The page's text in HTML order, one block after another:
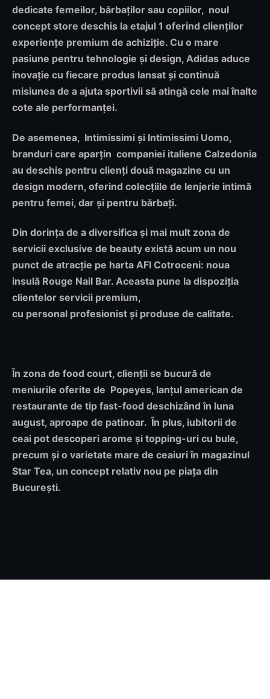
dedicate femeilor, bărbaților sau copiilor, noul
concept store deschis la etajul 1 oferind clienților
experiențe premium de achiziție. Cu o mare
pasiune pentru tehnologie și design, Adidas aduce
inovație cu fiecare produs lansat și continuă
misiunea de a ajuta sportivii să atingă cele mai înalte
cote ale performanței.
De asemenea, Intimissimi și Intimissimi Uomo,
branduri care aparțin companiei italiene Calzedonia
au deschis pentru clienți două magazine cu un
design modern, oferind colecțiile de lenjerie intimă
pentru femei, dar și pentru bărbați.
Din dorința de a diversifica și mai mult zona de
servicii exclusive de beauty există acum un nou
punct de atracție pe harta AFI Cotroceni: noua
insulă Rouge Nail Bar. Aceasta pune la dispoziția
clientelor servicii premium,
cu personal profesionist și produse de calitate.
În zona de food court, clienții se bucură de
meniurile oferite de Popeyes, lanțul american de
restaurante de tip fast-food deschizând în luna
august, aproape de patinoar. În plus, iubitorii de
ceai pot descoperi arome și topping-uri cu bule,
precum și o varietate mare de ceaiuri în magazinul
Star Tea, un concept relativ nou pe piața din
București.